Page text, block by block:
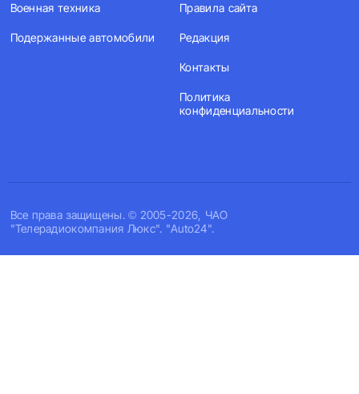
Все права защищены. © 2005-2026, ЧАО
"Телерадиокомпания Люкс". "Auto24".
Военная техника
Подержанные автомобили
Правила сайта
Редакция
Контакты
Политика
конфиденциальности